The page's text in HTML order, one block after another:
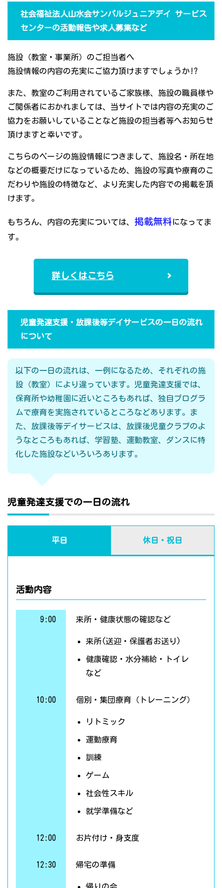
社会福祉法人山水会サンパルジュニアデイ サービス
センターの活動報告や求人募集など
施設（教室・事業所）のご担当者へ
施設情報の内容の充実にご協力頂けますでしょうか!?
また、教室のご利用されているご家族様、施設の職員様や
ご関係者におかれましては、当サイトでは内容の充実のご
協力をお願いしていることなど施設の担当者等へお知らせ
頂けますと幸いです。
こちらのページの施設情報につきまして、施設名・所在地
などの概要だけになっているため、施設の写真や療育のこ
だわりや施設の特徴など、より充実した内容での掲載を頂
けます。
もちろん、内容の充実については、 掲載無料になってま
す。
詳しくはこちら
児童発達支援・放課後等デイサービスの一日の流れ
について
以下の一日の流れは、一例になるため、それぞれの施
設（教室）により違っています。児童発達支援では、
保育所や幼稚園に近いところもあれば、独自プログラ
ムで療育を実施されているところなどあります。ま
た、放課後等デイサービスは、放課後児童クラブのよ
うなところもあれば、学習塾、運動教室、ダンスに特
化した施設などいろいろあります。
児童発達支援での一日の流れ
平日 休日・祝日
活動内容
9:00 来所・健康状態の確認など
来所(送迎・保護者お送り)
健康確認・水分補給・トイレ
など
10:00 個別・集団療育（トレーニング）
リトミック
運動療育
訓練
ゲーム
社会性スキル
就学準備など
12:00 お片付け・身支度
12:30 帰宅の準備